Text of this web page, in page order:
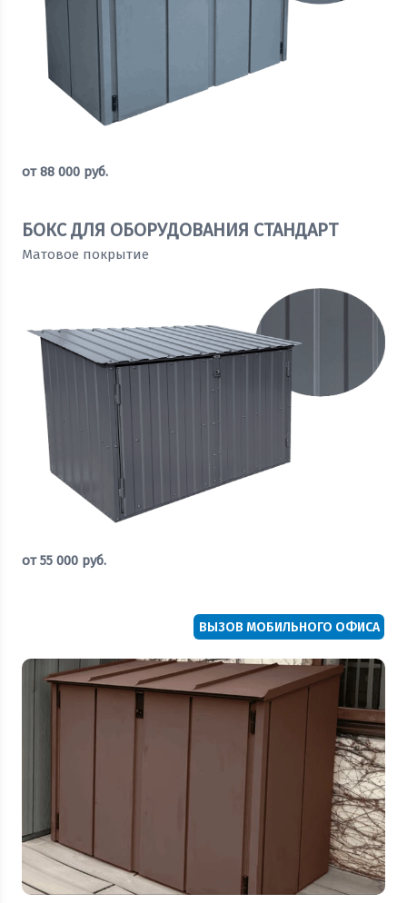
от88 000 руб.
БОКС ДЛЯ ОБОРУДОВАНИЯ СТАНДАРТ
Матовое покрытие
от55 000 руб.
ВЫЗОВ МОБИЛЬНОГО ОФИСА